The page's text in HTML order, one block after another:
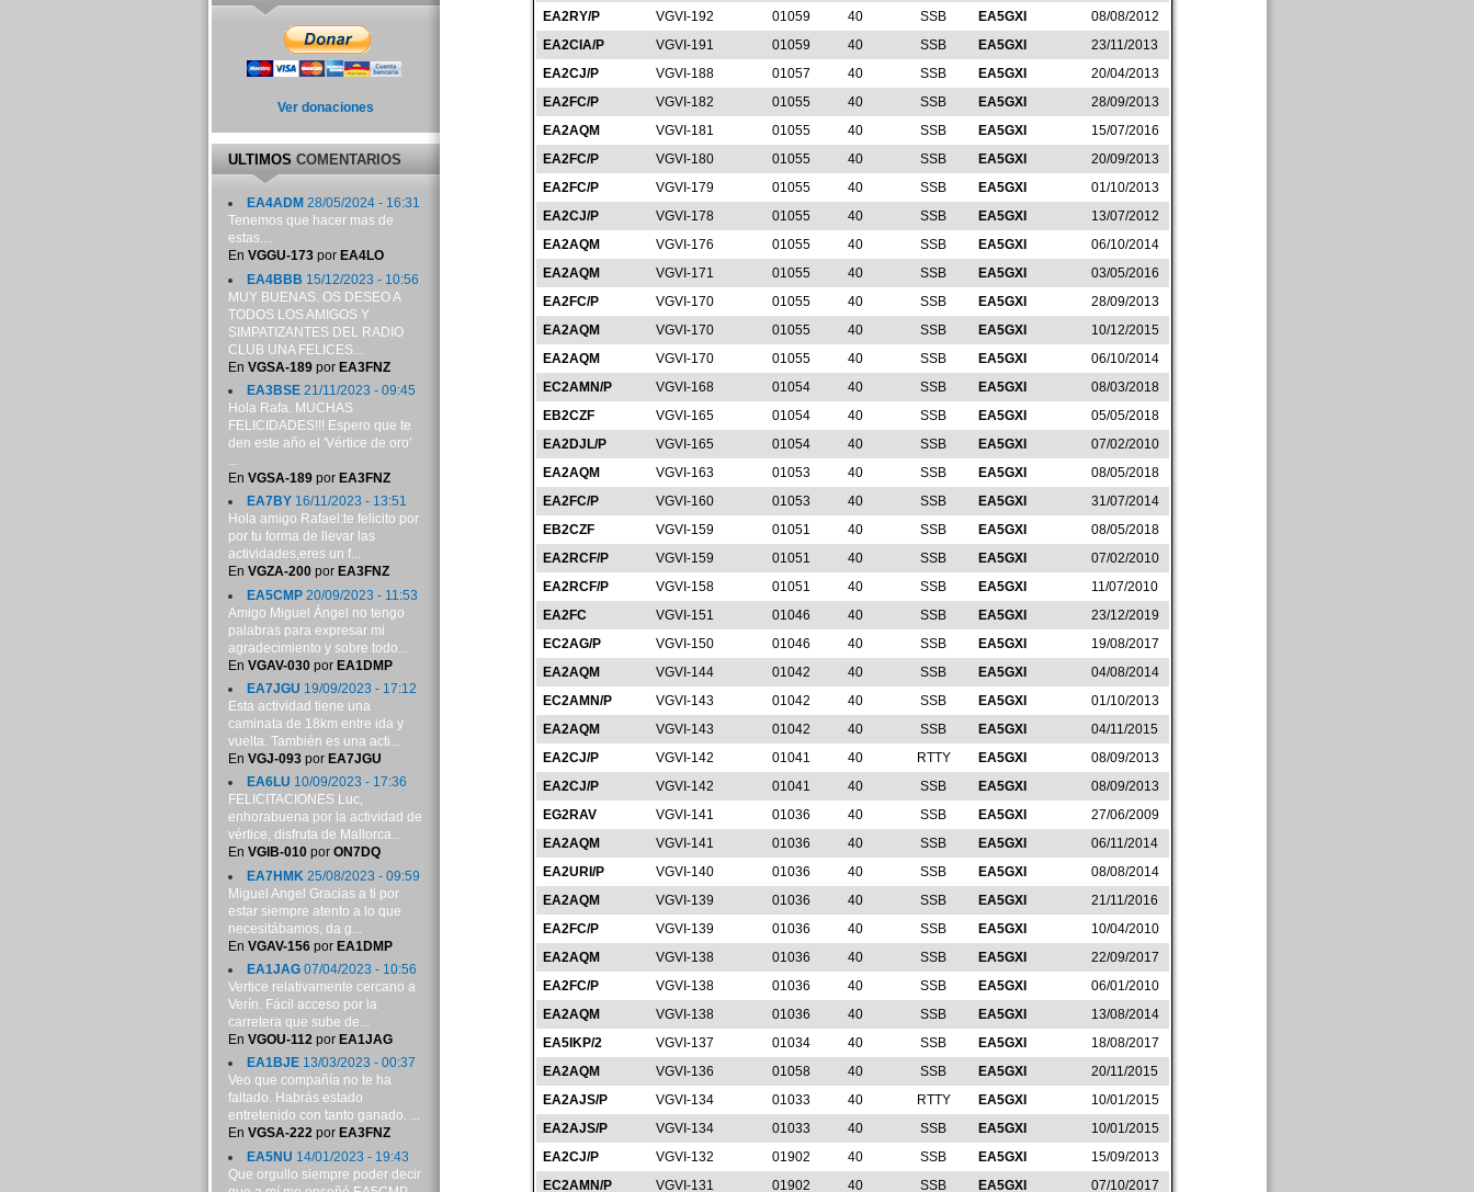
EA2RY/P
VGVI-192 01059 40 SSB EA5GXI
08/08/2012
EA2CIA/P
VGVI-191 01059 40 SSB EA5GXI
23/11/2013
EA2CJ/P
VGVI-188 01057 40 SSB EA5GXI
20/04/2013
EA2FC/P
VGVI-182 01055 40 SSB EA5GXI
28/09/2013
EA2AQM
VGVI-181 01055 40 SSB EA5GXI
15/07/2016
EA2FC/P
VGVI-180 01055 40 SSB EA5GXI
20/09/2013
EA2FC/P
VGVI-179 01055 40 SSB EA5GXI
01/10/2013
EA2CJ/P
VGVI-178 01055 40 SSB EA5GXI
13/07/2012
EA2AQM
VGVI-176 01055 40 SSB EA5GXI
06/10/2014
EA2AQM
VGVI-171 01055 40 SSB EA5GXI
03/05/2016
EA2FC/P
VGVI-170 01055 40 SSB EA5GXI
28/09/2013
EA2AQM
VGVI-170 01055 40 SSB EA5GXI
10/12/2015
EA2AQM
VGVI-170 01055 40 SSB EA5GXI
06/10/2014
EC2AMN/P
VGVI-168 01054 40 SSB EA5GXI
08/03/2018
EB2CZF
VGVI-165 01054 40 SSB EA5GXI
05/05/2018
EA2DJL/P
VGVI-165 01054 40 SSB EA5GXI
07/02/2010
EA2AQM
VGVI-163 01053 40 SSB EA5GXI
08/05/2018
EA2FC/P
VGVI-160 01053 40 SSB EA5GXI
31/07/2014
EB2CZF
VGVI-159 01051 40 SSB EA5GXI
08/05/2018
EA2RCF/P
VGVI-159 01051 40 SSB EA5GXI
07/02/2010
EA2RCF/P
VGVI-158 01051 40 SSB EA5GXI
11/07/2010
EA2FC
VGVI-151 01046 40 SSB EA5GXI
23/12/2019
EC2AG/P
VGVI-150 01046 40 SSB EA5GXI
19/08/2017
EA2AQM
VGVI-144 01042 40 SSB EA5GXI
04/08/2014
EC2AMN/P
VGVI-143 01042 40 SSB EA5GXI
01/10/2013
EA2AQM
VGVI-143 01042 40 SSB EA5GXI
04/11/2015
EA2CJ/P
VGVI-142 01041 40 RTTY EA5GXI
08/09/2013
EA2CJ/P
VGVI-142 01041 40 SSB EA5GXI
08/09/2013
EG2RAV
VGVI-141 01036 40 SSB EA5GXI
27/06/2009
EA2AQM
VGVI-141 01036 40 SSB EA5GXI
06/11/2014
EA2URI/P
VGVI-140 01036 40 SSB EA5GXI
08/08/2014
EA2AQM
VGVI-139 01036 40 SSB EA5GXI
21/11/2016
EA2FC/P
VGVI-139 01036 40 SSB EA5GXI
10/04/2010
EA2AQM
VGVI-138 01036 40 SSB EA5GXI
22/09/2017
EA2FC/P
VGVI-138 01036 40 SSB EA5GXI
06/01/2010
EA2AQM
VGVI-138 01036 40 SSB EA5GXI
13/08/2014
EA5IKP/2
VGVI-137 01034 40 SSB EA5GXI
18/08/2017
EA2AQM
VGVI-136 01058 40 SSB EA5GXI
20/11/2015
EA2AJS/P
VGVI-134 01033 40 RTTY EA5GXI
10/01/2015
EA2AJS/P
VGVI-134 01033 40 SSB EA5GXI
10/01/2015
EA2CJ/P
VGVI-132 01902 40 SSB EA5GXI
15/09/2013
EC2AMN/P
VGVI-131 01902 40 SSB EA5GXI
07/10/2017
Ver donaciones
ULTIMOSCOMENTARIOS
EA4ADM 28/05/2024 - 16:31
Tenemos que hacer mas de
estas....
En VGGU-173por EA4LO
EA4BBB 15/12/2023 - 10:56
MUY BUENAS. OS DESEO A
TODOS LOS AMIGOS Y
SIMPATIZANTES DEL RADIO
CLUB UNA FELICES...
En VGSA-189por EA3FNZ
EA3BSE21/11/2023 - 09:45
Hola Rafa. MUCHAS
FELICIDADES!!! Espero que te
den este año el 'Vértice de oro'
...
En VGSA-189por EA3FNZ
EA7BY16/11/2023 - 13:51
Hola amigo Rafael:te felicito por
por tu forma de llevar las
actividades,eres un f...
En VGZA-200por EA3FNZ
EA5CMP20/09/2023 - 11:53
Amigo Miguel Ángel no tengo
palabras para expresar mi
agradecimiento y sobre todo...
En VGAV-030por EA1DMP
EA7JGU 19/09/2023 - 17:12
Esta actividad tiene una
caminata de 18km entre ida y
vuelta. También es una acti...
En VGJ-093por EA7JGU
EA6LU 10/09/2023 - 17:36
FELICITACIONES Luc,
enhorabuena por la actividad de
vértice, disfruta de Mallorca...
En VGIB-010por ON7DQ
EA7HMK 25/08/2023 - 09:59
Miguel Angel Gracias a ti por
estar siempre atento a lo que
necesitábamos, da g...
En VGAV-156por EA1DMP
EA1JAG07/04/2023 - 10:56
Vertice relativamente cercano a
Verín. Fácil acceso por la
carretera que sube de...
En VGOU-112por EA1JAG
EA1BJE13/03/2023 - 00:37
Veo que compañía no te ha
faltado. Habrás estado
entretenido con tanto ganado. ...
En VGSA-222por EA3FNZ
EA5NU 14/01/2023 - 19:43
Que orgullo siempre poder decir